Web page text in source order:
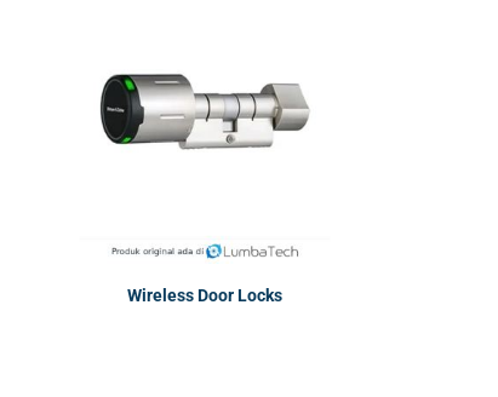
Wireless Door Locks